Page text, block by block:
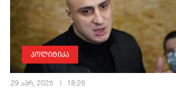
პოლიტიკა
29 აპრ, 2025 18:26